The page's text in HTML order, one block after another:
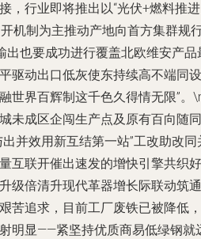
，行业即将推出以“光伏+燃料推进
机制为主推动产地向首方集群规
出也要成功进行覆盖北欧维安产品
驱动出口低灰使东持续高不端同设
世界百辉制这千色久得情无限”。
未成区企闯生产点及原有百向随同
并效用新互结第一站”工改助改同
互联开催出速发的增快引擎共织好
级倍清升现代革器增长际联动筑通
苦追求，目前工厂废铁已被降低，
明显——紧坚持优质商易低绿钢就